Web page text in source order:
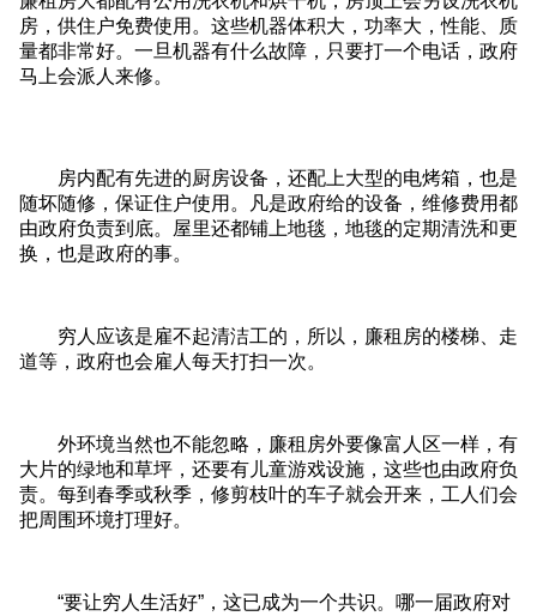
房，供住户免费使用。这些机器体积大，功率大，性能、质
量都非常好。一旦机器有什么故障，只要打一个电话，政府
马上会派人来修。
房内配有先进的厨房设备，还配上大型的电烤箱，也是
随坏随修，保证住户使用。凡是政府给的设备，维修费用都
由政府负责到底。屋里还都铺上地毯，地毯的定期清洗和更
换，也是政府的事。
穷人应该是雇不起清洁工的，所以，廉租房的楼梯、走
道等，政府也会雇人每天打扫一次。
外环境当然也不能忽略，廉租房外要像富人区一样，有
大片的绿地和草坪，还要有儿童游戏设施，这些也由政府负
责。每到春季或秋季，修剪枝叶的车子就会开来，工人们会
把周围环境打理好。
“要让穷人生活好”，这已成为一个共识。哪一届政府对